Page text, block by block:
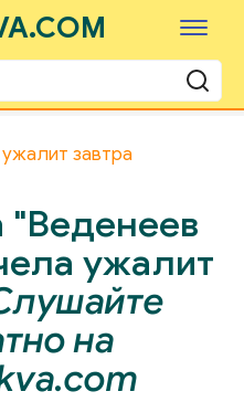
завтра
"Веденеев
ужалит
на